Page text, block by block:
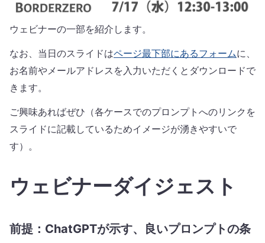
ウェビナーの一部を紹介します。
なお、当日のスライドはページ最下部にあるフォームに、
お名前やメールアドレスを入力いただくとダウンロードで
きます。
ご興味あればぜひ（各ケースでのプロンプトへのリンクを
スライドに記載しているためイメージが湧きやすいで
す）。
ウェビナーダイジェスト
前提：ChatGPTが示す、良いプロンプトの条